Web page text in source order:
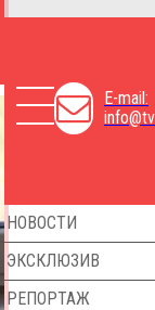
E-mail:
НОВОСТИ
ЭКСКЛЮЗИВ
РЕПОРТАЖ